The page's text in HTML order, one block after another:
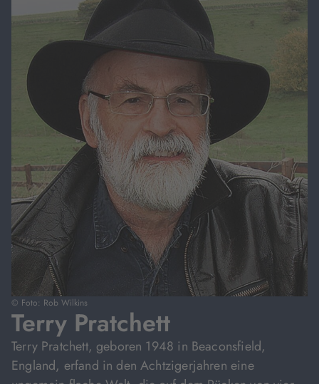
© Foto: Rob Wilkins
Terry Pratchett
Terry Pratchett, geboren 1948 in Beaconsfield,
England, erfand in den Achtzigerjahren eine